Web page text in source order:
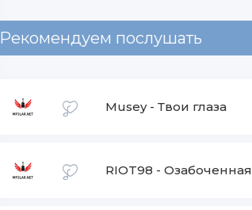
Рекомендуем послушать
Musey - Твои глаза
RIOT98 - Озабоченная